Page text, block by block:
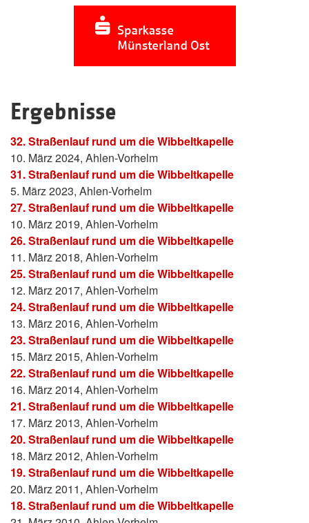
Ergebnisse
32. Straßenlauf rund um die Wibbeltkapelle
10. März 2024, Ahlen-Vorhelm
31. Straßenlauf rund um die Wibbeltkapelle
5. März 2023, Ahlen-Vorhelm
27. Straßenlauf rund um die Wibbeltkapelle
10. März 2019, Ahlen-Vorhelm
26. Straßenlauf rund um die Wibbeltkapelle
11. März 2018, Ahlen-Vorhelm
25. Straßenlauf rund um die Wibbeltkapelle
12. März 2017, Ahlen-Vorhelm
24. Straßenlauf rund um die Wibbeltkapelle
13. März 2016, Ahlen-Vorhelm
23. Straßenlauf rund um die Wibbeltkapelle
15. März 2015, Ahlen-Vorhelm
22. Straßenlauf rund um die Wibbeltkapelle
16. März 2014, Ahlen-Vorhelm
21. Straßenlauf rund um die Wibbeltkapelle
17. März 2013, Ahlen-Vorhelm
20. Straßenlauf rund um die Wibbeltkapelle
18. März 2012, Ahlen-Vorhelm
19. Straßenlauf rund um die Wibbeltkapelle
20. März 2011, Ahlen-Vorhelm
18. Straßenlauf rund um die Wibbeltkapelle